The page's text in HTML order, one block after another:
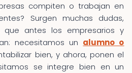
compiten o trabajan en
Surgen muchas dudas,
que antes los empresarios y
necesitamos un alumno o
bien, y ahora, ponen el
se integre bien en un